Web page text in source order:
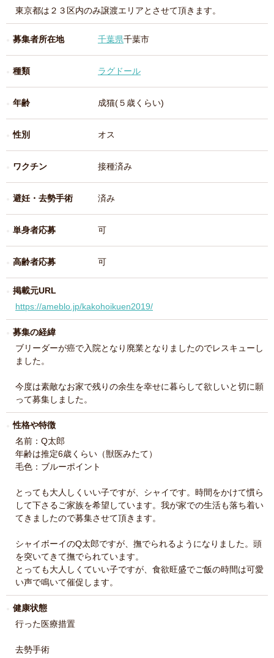
東京都は２３区内のみ譲渡エリアとさせて頂きます。
募集者所在地 千葉県千葉市
種類 ラグドール
年齢 成猫(５歳くらい)
性別 オス
ワクチン 接種済み
避妊・去勢手術 済み
単身者応募 可
高齢者応募 可
掲載元URL
https://ameblo.jp/kakohoikuen2019/
募集の経緯
ブリーダーが癌で入院となり廃業となりましたのでレスキューし
ました。
今度は素敵なお家で残りの余生を幸せに暮らして欲しいと切に願
って募集しました。
性格や特徴
名前：Q太郎
年齢は推定6歳くらい（獣医みたて）
毛色：ブルーポイント
とっても大人しくいい子ですが、シャイです。時間をかけて慣ら
して下さるご家族を希望しています。我が家での生活も落ち着い
てきましたので募集させて頂きます。
シャイボーイのQ太郎ですが、撫でられるようになりました。頭
を突いてきて撫でられています。
とっても大人しくていい子ですが、食欲旺盛でご飯の時間は可愛
い声で鳴いて催促します。
健康状態
行った医療措置
去勢手術